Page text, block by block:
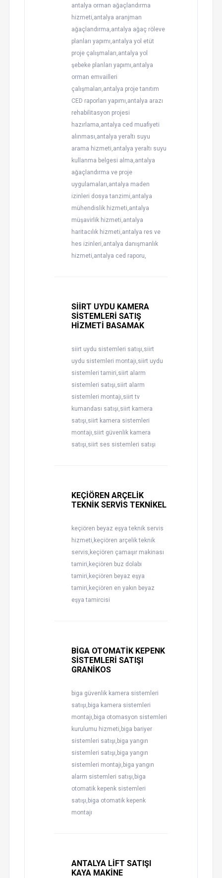
antalya orman ağaçlandırma
hizmeti,antalya aranjman
ağaçlandırma,antalya ağaç röleve
planları yapımı,antalya yol etüt
proje çalışmaları,antalya yol
şebeke planları yapımı,antalya
orman emvailleri
çalışmaları,antalya proje tanıtım
CED raporları yapımı,antalya arazı
rehabilitasyon projesi
hazırlama,antalya ced muafiyeti
alınması,antalya yeraltı suyu
arama hizmeti,antalya yeraltı suyu
kullanma belgesi alma,antalya
ağaçlandırma ve proje
uygulamaları,antalya maden
izinleri dosya tanzimi,antalya
mühendislik hizmeti,antalya
müşavirlik hizmeti,antalya
haritacılık hizmeti,antalya res ve
hes izinleri,antalya danışmanlık
hizmeti,antalya ced raporu,
SİİRT UYDU KAMERA
SİSTEMLERİ SATIŞ
HİZMETİ BASAMAK
siirt uydu sistemleri satışı,siirt
uydu sistemleri montajı,siirt uydu
sistemleri tamiri,siirt alarm
sistemleri satışı,siirt alarm
sistemleri montajı,siirt tv
kumandası satışı,siirt kamera
satışı,siirt kamera sistemleri
montajı,siirt güvenlik kamera
satışı,siirt ses sistemleri satışı
KEÇİÖREN ARÇELİK
TEKNİK SERVİS TEKNİKEL
keçiören beyaz eşya teknik servis
hizmeti,keçiören arçelik teknik
servis,keçiören çamaşır makinası
tamiri,keçiören buz dolabı
tamiri,keçiören beyaz eşya
tamiri,keçiören en yakın beyaz
eşya tamircisi
BİGA OTOMATİK KEPENK
SİSTEMLERİ SATIŞI
GRANİKOS
biga güvenlik kamera sistemleri
satışı,biga kamera sistemleri
montajı,biga otomasyon sistemleri
kurulumu hizmeti,biga bariyer
sistemleri satışı,biga yangın
sistemleri satışı,biga yangın
sistemleri montajı,biga yangın
alarm sistemleri satışı,biga
otomatik kepenk sistemleri
satışı,biga otomatik kepenk
montajı
ANTALYA LİFT SATIŞI
KAYA MAKİNE